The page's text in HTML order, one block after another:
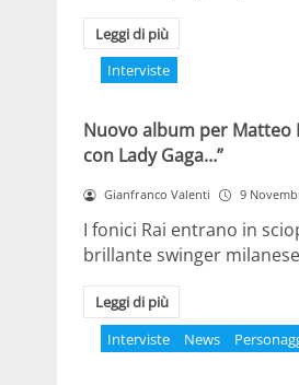
Leggi di più
Interviste
Nuovo album per Matteo
con Lady Gaga…”
Gianfranco Valenti 9
I fonici Rai entrano in
brillante swinger
Leggi di più
Interviste
News